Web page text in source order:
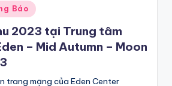
Báo
2023 tại Trung tâm
– Mid Autumn – Moon
trang mạng của Eden Center